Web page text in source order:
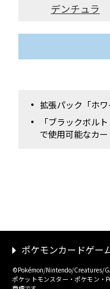
デンチュラ
拡張パック「ホワ
「ブラックボル
で使用可能なカー
ポケモンカードゲー
©Pokémon/Nintendo/Creatures/
ポケットモンスター・ポケモン・